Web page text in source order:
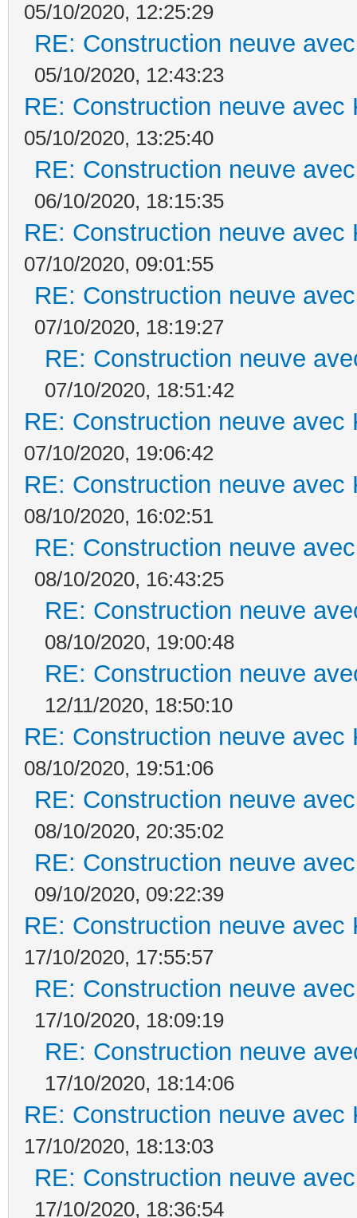
05/10/2020, 12:25:29
RE: Construction neuve
05/10/2020, 12:43:23
RE: Construction neuve avec
05/10/2020, 13:25:40
RE: Construction neuve
06/10/2020, 18:15:35
RE: Construction neuve avec
07/10/2020, 09:01:55
RE: Construction neuve
07/10/2020, 18:19:27
RE: Construction neuve
07/10/2020, 18:51:42
RE: Construction neuve avec
07/10/2020, 19:06:42
RE: Construction neuve avec
08/10/2020, 16:02:51
RE: Construction neuve
08/10/2020, 16:43:25
RE: Construction neuve
08/10/2020, 19:00:48
RE: Construction neuve
12/11/2020, 18:50:10
RE: Construction neuve avec
08/10/2020, 19:51:06
RE: Construction neuve
08/10/2020, 20:35:02
RE: Construction neuve
09/10/2020, 09:22:39
RE: Construction neuve avec
17/10/2020, 17:55:57
RE: Construction neuve
17/10/2020, 18:09:19
RE: Construction neuve
17/10/2020, 18:14:06
RE: Construction neuve avec
17/10/2020, 18:13:03
RE: Construction neuve
17/10/2020, 18:36:54